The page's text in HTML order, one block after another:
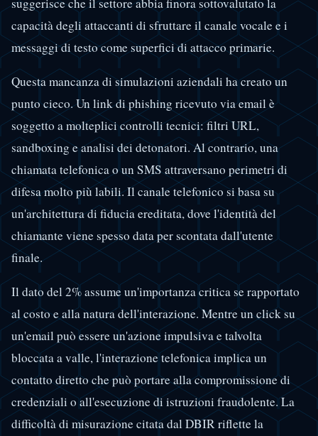
capacità degli attaccanti di sfruttare il canale vocale e i
messaggi di testo come superfici di attacco primarie.
Questa mancanza di simulazioni aziendali ha creato un
punto cieco. Un link di phishing ricevuto via email è
soggetto a molteplici controlli tecnici: filtri URL,
sandboxing e analisi dei detonatori. Al contrario, una
chiamata telefonica o un SMS attraversano perimetri di
difesa molto più labili. Il canale telefonico si basa su
un'architettura di fiducia ereditata, dove l'identità del
chiamante viene spesso data per scontata dall'utente
finale.
Il dato del 2% assume un'importanza critica se rapportato
al costo e alla natura dell'interazione. Mentre un click su
un'email può essere un'azione impulsiva e talvolta
bloccata a valle, l'interazione telefonica implica un
contatto diretto che può portare alla compromissione di
credenziali o all'esecuzione di istruzioni fraudolente. La
difficoltà di misurazione citata dal DBIR riflette la